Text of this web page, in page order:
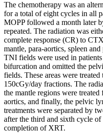
The chemotherapy was an
for a total of eight cycles in all
MOPP followed a month later
repeated. The radiation was
complete response (CR) to
mantle, para-aortics, spleen
TNI fields were used in
bifurcation and omitted the
fields. These areas were
150cGy/day fractions. The
the mantle regions were
aortics, and finally, the pelvic
treatments were separated by
after the third and sixth cycle
completion of XRT.